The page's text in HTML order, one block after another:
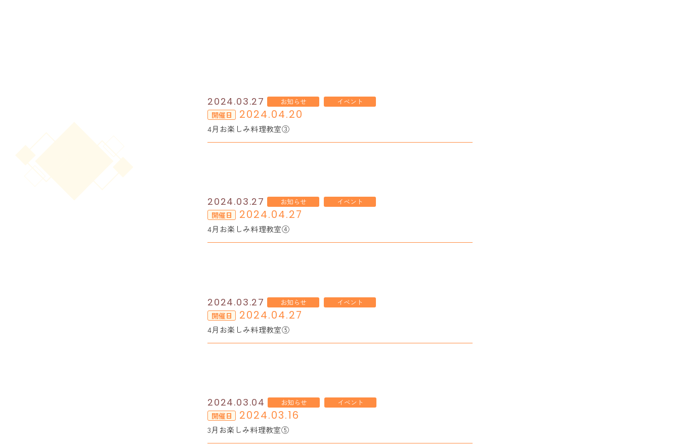
2024.03.27 お知らせ イベント
開催日 2024.04.20
4月お楽しみ料理教室③
2024.03.27 お知らせ イベント
開催日 2024.04.27
4月お楽しみ料理教室④
2024.03.27 お知らせ イベント
開催日 2024.04.27
4月お楽しみ料理教室⑤
2024.03.04 お知らせ イベント
開催日 2024.03.16
3月お楽しみ料理教室⑤